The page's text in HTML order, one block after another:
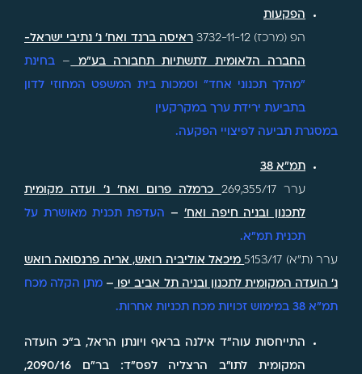
הפקעות
הפ (מרכז) 3732-11-12 ראיסה ברנד ואח' נ' נתיבי ישראל-
החברה הלאומית לתשתיות תחבורה בע"מ – בחינת
"מהלך תכנוני אחד" וסמכות בית המשפט המחוזי לדון
בתביעת ירידת ערך במקרקעין
במסגרת תביעה לפיצויי הפקעה.
תמ"א 38
ערר 269,355/17 כרמלה פרום ואח' נ' ועדה מקומית
לתכנון ובניה חיפה ואח' – העדפת תכנית מאושרת על
תכנית תמ"א.
ערר (ת"א) 5153/17 מיכאל אוליביה רואש, אריה פרנסואה רואש
נ' הועדה המקומית לתכנון ובניה תל אביב יפו – מתן הקלה מכח
תמ"א 38 במימוש זכויות מכח תכניות אחרות.
התייחסות עוה"ד אילנה בראף ויונתן הראל, ב"כ הועדה
המקומית לתו"ב הרצליה לפס"ד: בר"ם 2090/16,